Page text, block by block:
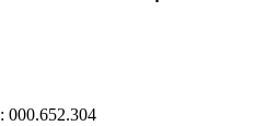
000.652.304